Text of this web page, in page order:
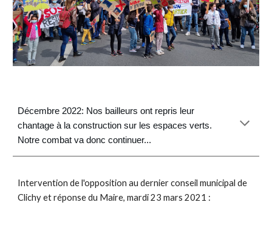
Décembre 2022: Nos bailleurs ont repris leur
chantage à la construction sur les espaces verts.
Notre combat va donc continuer...
Intervention de l'opposition au dernier conseil municipal de
Clichy et réponse du Maire, mardi 23 mars 2021 :